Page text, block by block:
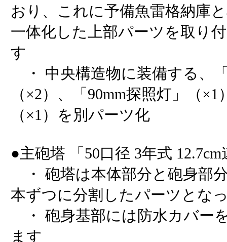
おり、これに予備魚雷格納庫
一体化した上部パーツを取り
す
・ 中央構造物に装備する、
（×2）、「90mm探照灯」（
（×1）を別パーツ化
●主砲塔 「50口径 3年式
・ 砲塔は本体部分と砲身部
本ずつに分割したパーツとな
・ 砲身基部には防水カバー
ます